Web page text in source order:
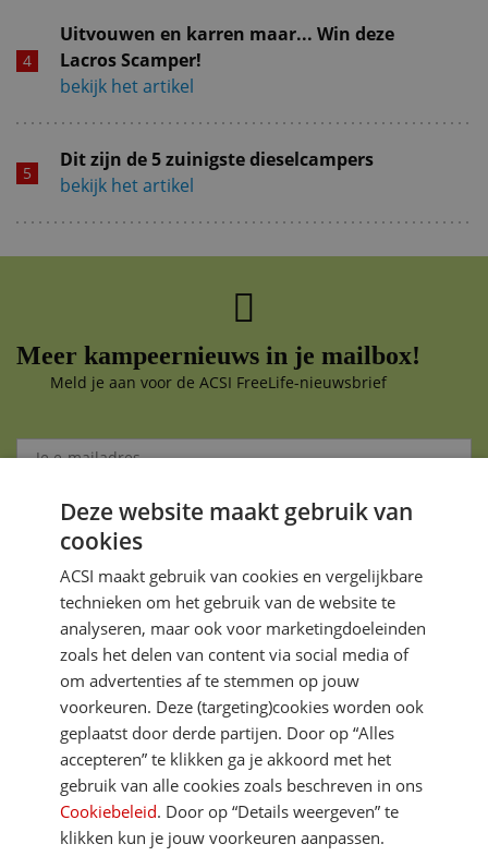
Uitvouwen en karren maar... Win deze
Lacros Scamper!
bekijk het artikel
Dit zijn de 5 zuinigste dieselcampers
bekijk het artikel
Meer kampeernieuws in je mailbox!
Meld je aan voor de ACSI FreeLife-nieuwsbrief
Aanmelden
Je gegevens zijn veilig en worden niet gedeeld met anderen
DIRECT NAAR
MEER ACSI FREELIFE
Deze website maakt gebruik van
cookies
ACSI maakt gebruik van cookies en vergelijkbare
technieken om het gebruik van de website te
analyseren, maar ook voor marketingdoeleinden
zoals het delen van content via social media of
om advertenties af te stemmen op jouw
voorkeuren. Deze (targeting)cookies worden ook
geplaatst door derde partijen. Door op “Alles
accepteren” te klikken ga je akkoord met het
gebruik van alle cookies zoals beschreven in ons
Cookiebeleid. Door op “Details weergeven” te
klikken kun je jouw voorkeuren aanpassen.